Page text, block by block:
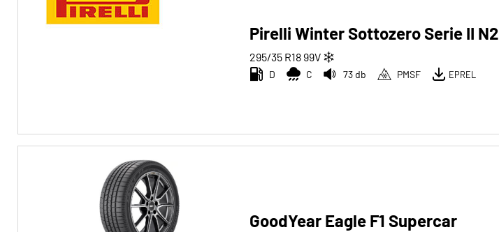
Pirelli Winter Sottozero Serie II N2
295/35 R18 99V
D C 73 db PMSF EPREL
GoodYear Eagle F1 Supercar